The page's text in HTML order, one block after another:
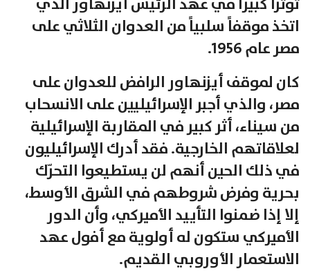
اتخذ موقفاً سلبياً من العدوان الثلاثي على
مصر عام 1956.
كان لموقف أيزنهاور الرافض للعدوان على
مصر، والذي أجبر الإسرائيليين على الانسحاب
من سيناء، أثر كبير في المقاربة الإسرائيلية
لعلاقاتهم الخارجية. فقد أدرك الإسرائيليون
في ذلك الحين أنهم لن يستطيعوا التحرّك
بحرية وفرض شروطهم في الشرق الأوسط،
إلا إذا ضمنوا التأييد الأميركي، وأن الدور
الأميركي ستكون له أولوية مع أفول عهد
الاستعمار الأوروبي القديم.